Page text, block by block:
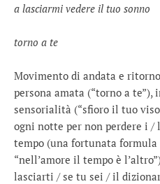
a lasciarmi vedere il tuo sonno
torno a te
Movimento di andata e
persona amata (“torno a te”),
sensorialità (“sfioro il tuo
ogni notte per non perdere i /
tempo (una fortunata
“nell’amore il tempo è
lasciarti / se tu sei / il